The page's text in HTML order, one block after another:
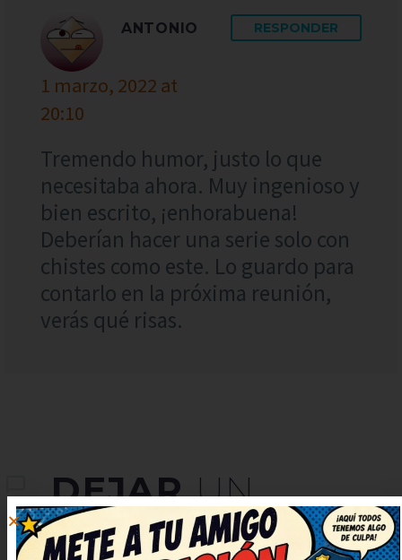
ANTONIO
1 marzo, 2022 at
20:10
RESPONDER
Tremendo humor, justo lo que
necesitaba ahora. Muy ingenioso y
bien escrito, ¡enhorabuena!
Deberían hacer una serie solo con
chistes como este. Lo guardo para
contarlo en la próxima reunión,
verás qué risas.
DEJARUN
COMENTARIO